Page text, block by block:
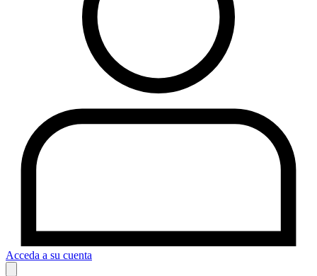
Acceda a su cuenta